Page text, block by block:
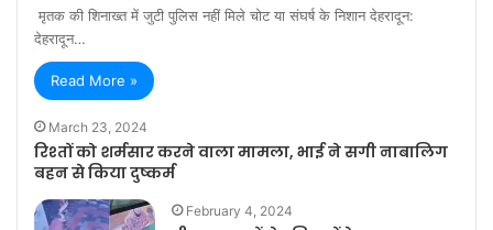
मृतक की शिनाख्त में जुटी पुलिस नहीं मिले चोट या संघर्ष के निशान देहरादून:
देहरादून…
Read More »
March 23, 2024
रिश्तों को शर्मसार करने वाला मामला, भाई ने सगी नाबालिग
बहन से किया दुष्कर्म
February 4, 2024